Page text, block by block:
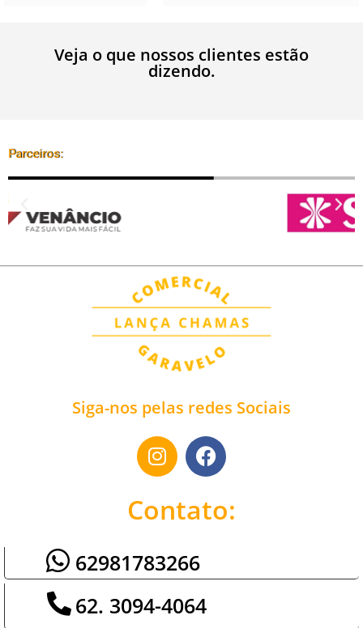
Veja o que nossos clientes estão
dizendo.
Parceiros:
Siga-nos pelas redes Sociais
Contato:
62981783266
62. 3094-4064